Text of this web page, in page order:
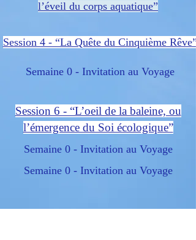
l’éveil du corps aquatique”
Session 4 - “La Quête du Cinquième Rêve”
Semaine 0 - Invitation au Voyage
Session 6 - “L’oeil de la baleine, ou
l’émergence du Soi écologique”
Semaine 0 - Invitation au Voyage
Semaine 0 - Invitation au Voyage